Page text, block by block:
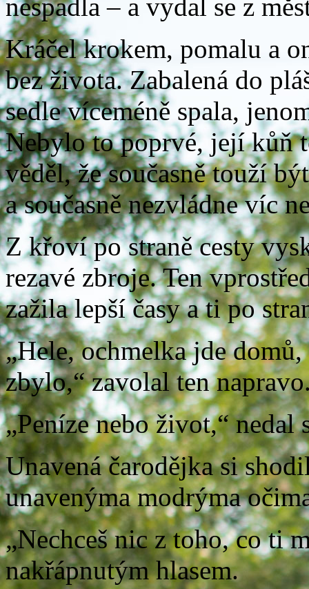
nespadla – a vydal se z
Kráčel krokem, pomalu a
bez života. Zabalená do
sedle víceméně spala,
Nebylo to poprvé, její kůň
věděl, že současně touží
a současně nezvládne víc
Z křoví po straně cesty
rezavé zbroje. Ten
zažila lepší časy a ti po
„Hele, ochmelka jde
zbylo,“ zavolal ten
„Peníze nebo život,“ nedal
Unavená čarodějka si
unavenýma modrýma
„Nechceš nic z toho, co ti
nakřápnutým hlasem.